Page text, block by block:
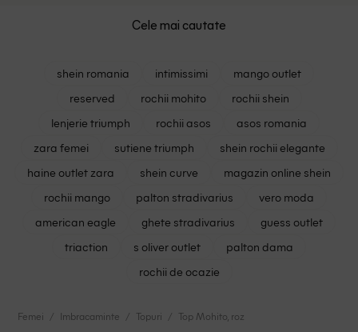
Cele mai cautate
shein romania intimissimi
mango outlet
reserved
rochii mohito
rochii shein
lenjerie triumph
rochii asos
asos romania
zara femei
sutiene triumph
shein rochii elegante
haine outlet zara
shein curve
magazin online shein
rochii mango
palton stradivarius
vero moda
american eagle
ghete stradivarius
guess outlet
triaction
s oliver outlet
palton dama
rochii de ocazie
Femei Imbracaminte Topuri Top Mohito, roz